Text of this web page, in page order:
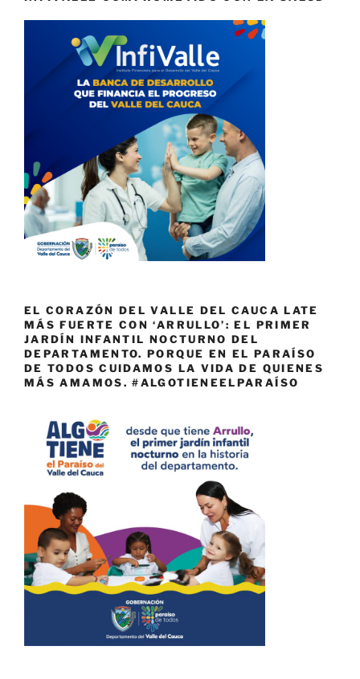
EL CORAZÓN DEL VALLE DEL CAUCA LATE
MÁS FUERTE CON ‘ARRULLO’: EL PRIMER
JARDÍN INFANTIL NOCTURNO DEL
DEPARTAMENTO. PORQUE EN EL PARAÍSO
DE TODOS CUIDAMOS LA VIDA DE QUIENES
MÁS AMAMOS. #ALGOTIENEELPARAÍSO